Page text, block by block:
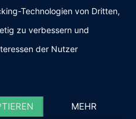
Technologien von Dritten,
zu verbessern und
der Nutzer
MEHR